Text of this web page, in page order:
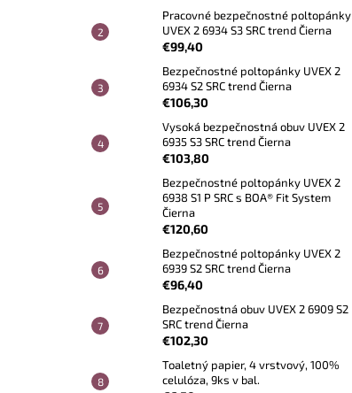
Pracovné bezpečnostné poltopánky
UVEX 2 6934 S3 SRC trend Čierna
€99,40
Bezpečnostné poltopánky UVEX 2
6934 S2 SRC trend Čierna
€106,30
Vysoká bezpečnostná obuv UVEX 2
6935 S3 SRC trend Čierna
€103,80
Bezpečnostné poltopánky UVEX 2
6938 S1 P SRC s BOA® Fit System
Čierna
€120,60
Bezpečnostné poltopánky UVEX 2
6939 S2 SRC trend Čierna
€96,40
Bezpečnostná obuv UVEX 2 6909 S2
SRC trend Čierna
€102,30
Toaletný papier, 4 vrstvový, 100%
celulóza, 9ks v bal.